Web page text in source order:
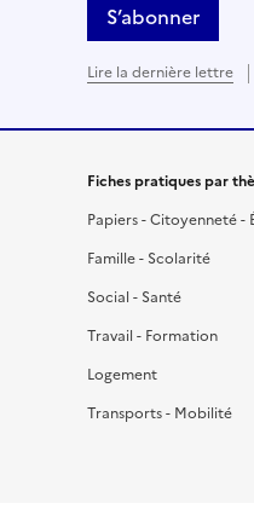
S’abonner
Lire la dernière lettre
Fiches pratiques par
Papiers - Citoyenneté -
Famille - Scolarité
Social - Santé
Travail - Formation
Logement
Transports - Mobilité